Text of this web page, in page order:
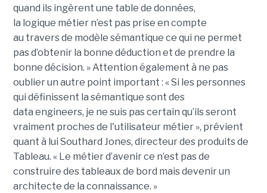
quand ils ingèrent une table de données,
la logique métier n’est pas prise en compte
au travers de modèle sémantique ce qui ne permet
pas d’obtenir la bonne déduction et de prendre la
bonne décision. »Attention également à ne pas
oublier un autre point important : « Si les personnes
qui définissent la sémantique sont des
data engineers, je ne suis pas certain qu’ils seront
vraiment proches de l'utilisateur métier », prévient
quant à lui Southard Jones, directeur des produits de
Tableau. « Le métier d’avenir ce n’est pas de
construire des tableaux de bord mais devenir un
architecte de la connaissance. »